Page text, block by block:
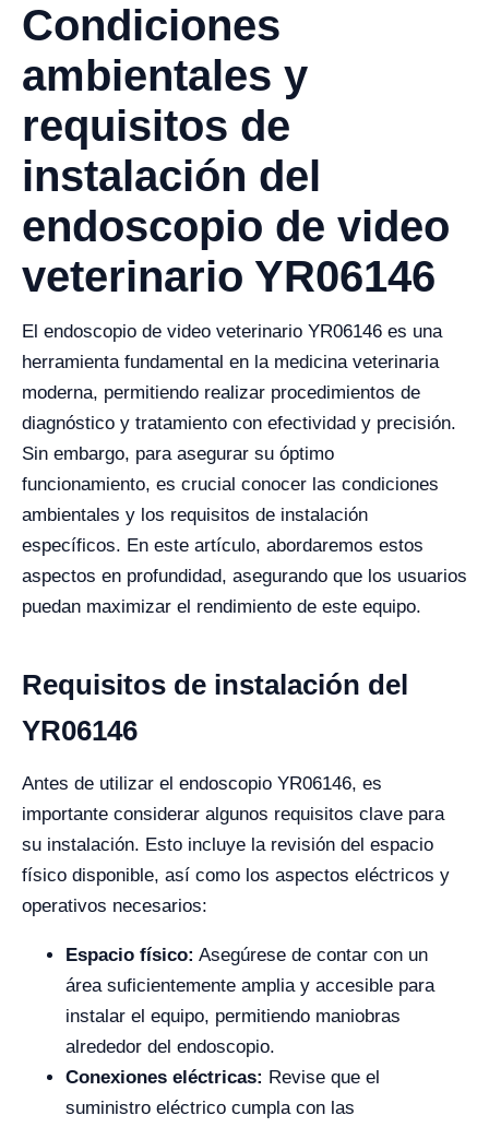
Condiciones
ambientales y
requisitos de
instalación del
endoscopio de video
veterinario YR06146
El endoscopio de video veterinario YR06146 es una
herramienta fundamental en la medicina veterinaria
moderna, permitiendo realizar procedimientos de
diagnóstico y tratamiento con efectividad y precisión.
Sin embargo, para asegurar su óptimo
funcionamiento, es crucial conocer las condiciones
ambientales y los requisitos de instalación
específicos. En este artículo, abordaremos estos
aspectos en profundidad, asegurando que los usuarios
puedan maximizar el rendimiento de este equipo.
Requisitos de instalación del
YR06146
Antes de utilizar el endoscopio YR06146, es
importante considerar algunos requisitos clave para
su instalación. Esto incluye la revisión del espacio
físico disponible, así como los aspectos eléctricos y
operativos necesarios:
Espacio físico: Asegúrese de contar con un
área suficientemente amplia y accesible para
instalar el equipo, permitiendo maniobras
alrededor del endoscopio.
Conexiones eléctricas: Revise que el
suministro eléctrico cumpla con las